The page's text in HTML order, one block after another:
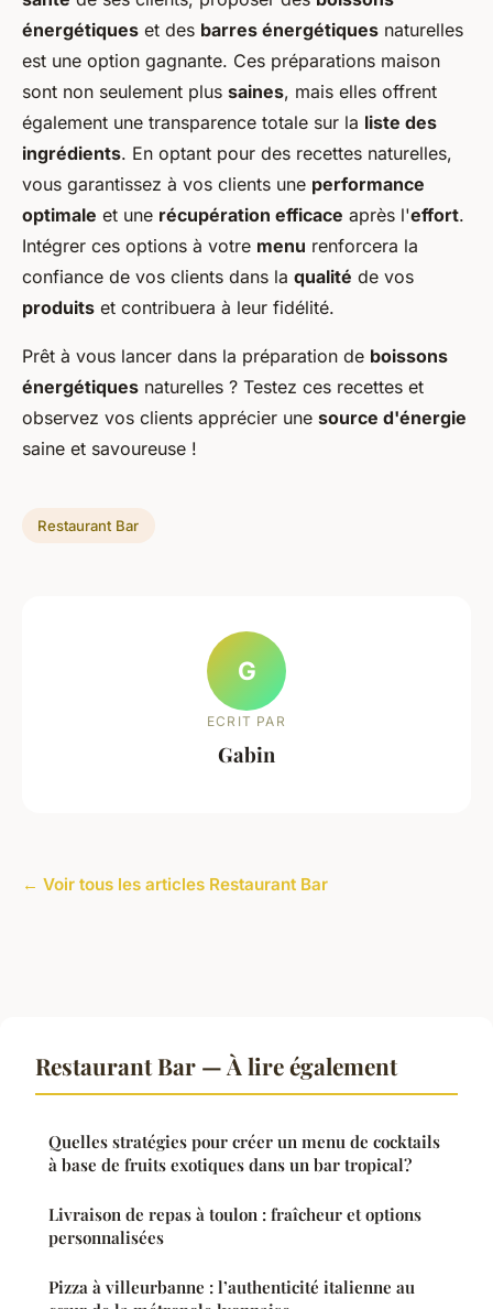
énergétiques et des barres énergétiques naturelles
est une option gagnante. Ces préparations maison
sont non seulement plus saines, mais elles offrent
également une transparence totale sur la liste des
ingrédients. En optant pour des recettes naturelles,
vous garantissez à vos clients une performance
optimale et une récupération efficace après l'effort.
Intégrer ces options à votre menu renforcera la
confiance de vos clients dans la qualité de vos
produits et contribuera à leur fidélité.
Prêt à vous lancer dans la préparation de boissons
énergétiques naturelles ? Testez ces recettes et
observez vos clients apprécier une source d'énergie
saine et savoureuse !
Restaurant Bar
G
ECRIT PAR
Gabin
← Voir tous les articles Restaurant Bar
Restaurant Bar — À lire également
Quelles stratégies pour créer un menu de cocktails
à base de fruits exotiques dans un bar tropical?
Livraison de repas à toulon : fraîcheur et options
personnalisées
Pizza à villeurbanne : l’authenticité italienne au